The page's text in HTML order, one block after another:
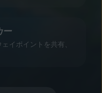
ー
イポイントを共有、